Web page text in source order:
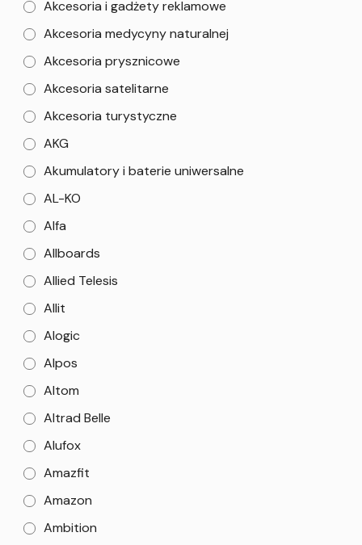
Akcesoria i gadżety reklamowe
Akcesoria medycyny naturalnej
Akcesoria prysznicowe
Akcesoria satelitarne
Akcesoria turystyczne
AKG
Akumulatory i baterie uniwersalne
AL-KO
Alfa
Allboards
Allied Telesis
Allit
Alogic
Alpos
Altom
Altrad Belle
Alufox
Amazfit
Amazon
Ambition